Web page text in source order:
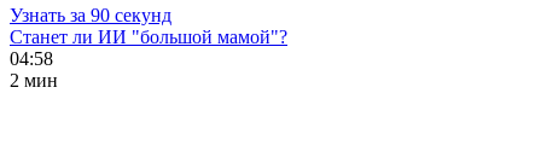
Узнать за 90 секунд
Станет ли ИИ "большой мамой"?
04:58
2 мин